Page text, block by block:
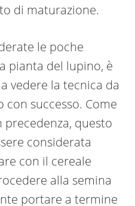
di maturazione.
le poche
pianta del lupino, è
vedere la tecnica da
successo. Come
questo
considerata
con il cereale
alla semina
portare a termine